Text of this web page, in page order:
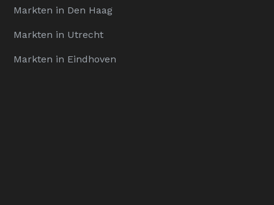
Markten in Den Haag
Markten in Utrecht
Markten in Eindhoven